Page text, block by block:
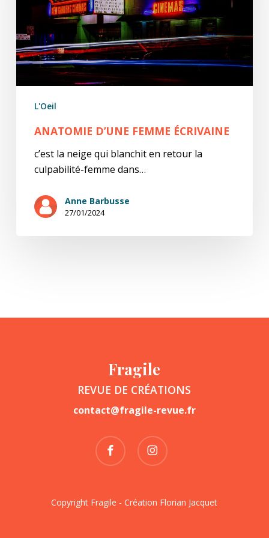
L'Oeil
ANATOMIE D’UNE FEMME ÉCRIVAINE
c’est la neige qui blanchit en retour la
culpabilité-femme dans…
Anne Barbusse
27/01/2024
Fragile
REVUE DE CRÉATIONS
contact@fragile-revue.fr
facebook instagram
Copyright Fragile - Création Florian Jacquet